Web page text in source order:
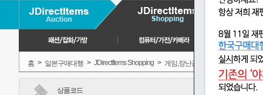
홈 > 일본구매대행 > JDirectItems Shopping > 게임,장난감 피규어 >
상품코드